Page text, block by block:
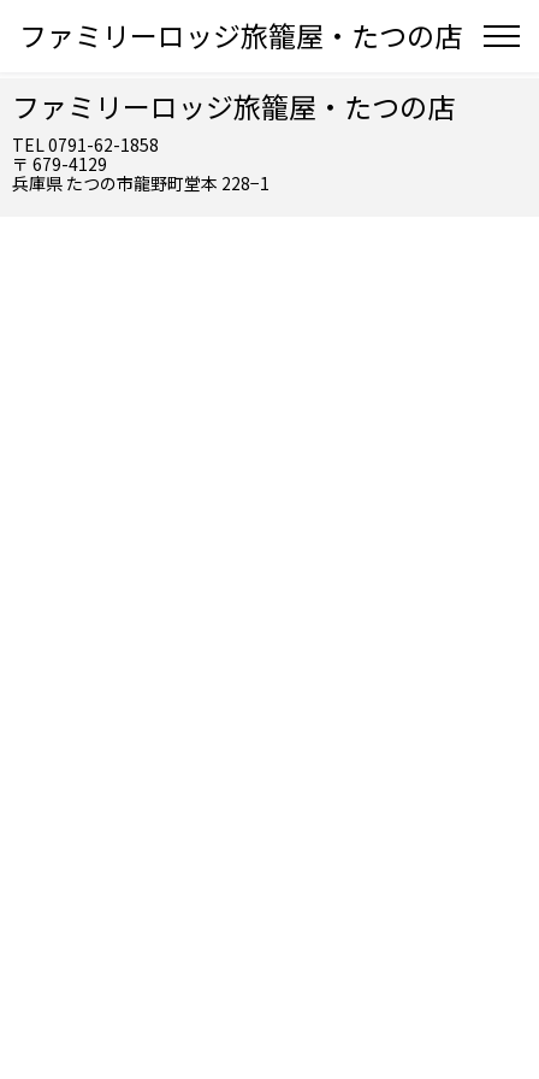
ファミリーロッジ旅籠屋・たつの店
ファミリーロッジ旅籠屋・たつの店
TEL 0791-62-1858
〒 679-4129
兵庫県 たつの市龍野町堂本 228−1